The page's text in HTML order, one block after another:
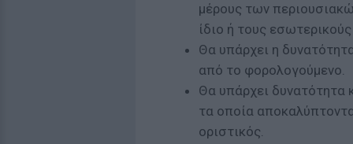
μέρους των
ίδιο ή τους
Θα υπάρχει η
από το φορολογούμενο.
Θα υπάρχει δυνατότητα
τα οποία
οριστικός.